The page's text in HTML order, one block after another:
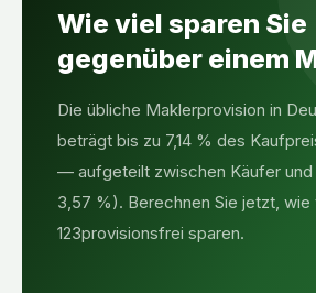
Wie viel sparen Sie
gegenüber einem
Die übliche Maklerprovision in
beträgt bis zu 7,14 % des
— aufgeteilt zwischen Käufer und
3,57 %). Berechnen Sie jetzt, wie
123provisionsfrei sparen.